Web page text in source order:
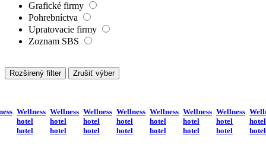
Grafické firmy
Pohrebníctva
Upratovacie firmy
Zoznam SBS
Rozširený filter Zrušiť výber
Wellness
hotel
hotel
Wellness
hotel
hotel
Wellness
hotel
hotel
Wellness
hotel
hotel
Wellness
hotel
hotel
Wellness
hotel
hotel
Wellness
hotel
hotel
hotel
hotel